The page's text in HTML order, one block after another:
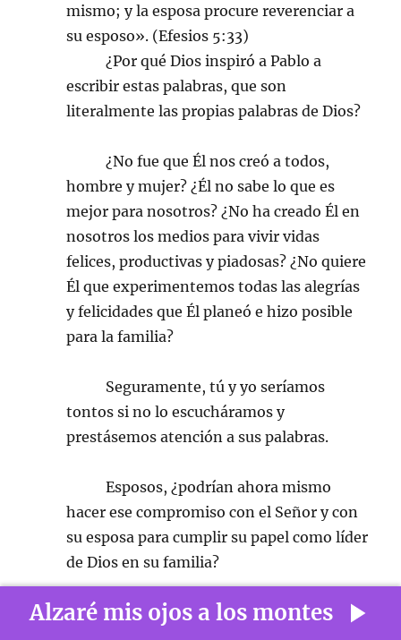
mismo; y la esposa procure reverenciar a
su esposo». (Efesios 5:33)
¿Por qué Dios inspiró a Pablo a
escribir estas palabras, que son
literalmente las propias palabras de Dios?
¿No fue que Él nos creó a todos,
hombre y mujer? ¿Él no sabe lo que es
mejor para nosotros? ¿No ha creado Él en
nosotros los medios para vivir vidas
felices, productivas y piadosas? ¿No quiere
Él que experimentemos todas las alegrías
y felicidades que Él planeó e hizo posible
para la familia?
Seguramente, tú y yo seríamos
tontos si no lo escucháramos y
prestásemos atención a sus palabras.
Esposos, ¿podrían ahora mismo
hacer ese compromiso con el Señor y con
su esposa para cumplir su papel como líder
de Dios en su familia?
El pasado se fue y no se puede
Alzaré mis ojos a los montes